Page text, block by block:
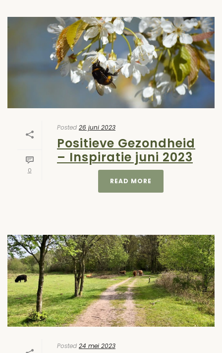
0
Posted 26 juni 2023
Positieve Gezondheid
– Inspiratie juni 2023
READ MORE
Posted 24 mei 2023